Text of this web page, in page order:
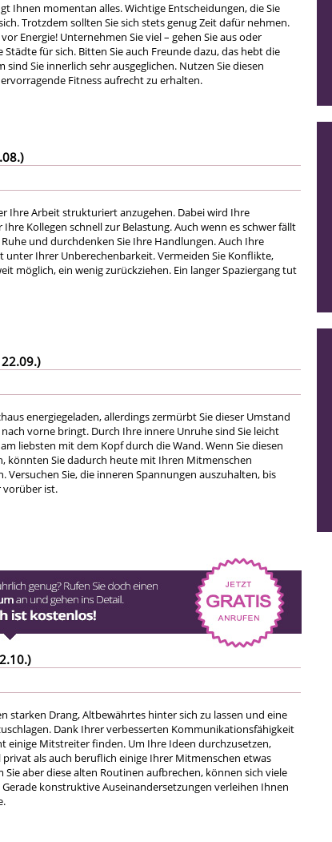
Ihnen momentan alles. Wichtige Entscheidungen, die Sie
Trotzdem sollten Sie sich stets genug Zeit dafür nehmen.
Energie! Unternehmen Sie viel – gehen Sie aus oder
Städte für sich. Bitten Sie auch Freunde dazu, das hebt die
sind Sie innerlich sehr ausgeglichen. Nutzen Sie diesen
Fitness aufrecht zu erhalten.
Ihre Arbeit strukturiert anzugehen. Dabei wird Ihre
Kollegen schnell zur Belastung. Auch wenn es schwer fällt
und durchdenken Sie Ihre Handlungen. Auch Ihre
unter Ihrer Unberechenbarkeit. Vermeiden Sie Konflikte,
möglich, ein wenig zurückziehen. Ein langer Spaziergang tut
energiegeladen, allerdings zermürbt Sie dieser Umstand
nach vorne bringt. Durch Ihre innere Unruhe sind Sie leicht
liebsten mit dem Kopf durch die Wand. Wenn Sie diesen
könnten Sie dadurch heute mit Ihren Mitmenschen
Versuchen Sie, die inneren Spannungen auszuhalten, bis
vorüber ist.
starken Drang, Altbewährtes hinter sich zu lassen und eine
Dank Ihrer verbesserten Kommunikationsfähigkeit
einige Mitstreiter finden. Um Ihre Ideen durchzusetzen,
privat als auch beruflich einige Ihrer Mitmenschen etwas
Sie aber diese alten Routinen aufbrechen, können sich viele
konstruktive Auseinandersetzungen verleihen Ihnen